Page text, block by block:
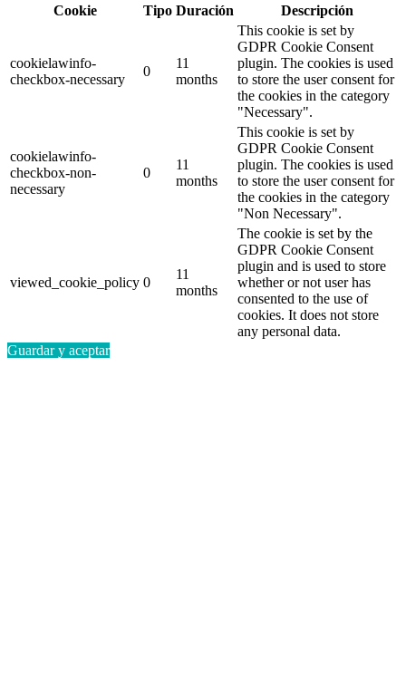
Cookie
Tipo Duración Descripción
cookielawinfo-
checkbox-necessary
0
11
months
This cookie is set by
GDPR Cookie Consent
plugin. The cookies is used
to store the user consent for
the cookies in the category
"Necessary".
cookielawinfo-
checkbox-non-
necessary
0
11
months
This cookie is set by
GDPR Cookie Consent
plugin. The cookies is used
to store the user consent for
the cookies in the category
"Non Necessary".
viewed_cookie_policy 0
11
months
The cookie is set by the
GDPR Cookie Consent
plugin and is used to store
whether or not user has
consented to the use of
cookies. It does not store
any personal data.
Guardar y aceptar